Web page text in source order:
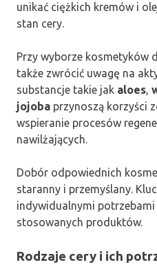
unikać ciężkich kremów i
stan cery.
Przy wyborze kosmetyków
także zwrócić uwagę na
substancje takie jak aloes,
jojoba przynoszą korzyści
wspieranie procesów
nawilżających.
Dobór odpowiednich
staranny i przemyślany.
indywidualnymi
stosowanych produktów.
Rodzaje cery i ich